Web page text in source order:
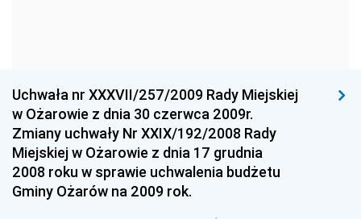
Dziennik Urzędowy Ministra Gospodarki
Dziennik Urzędowy Urzędu Ochrony Konkurencji i
Konsumentów
Dziennik Urzędowy Ministra Pracy i Polityki
Społecznej
Uchwała nr XXXVII/257/2009 Rady Miejskiej
w Ożarowie z dnia 30 czerwca 2009r.
Zmiany uchwały Nr XXIX/192/2008 Rady
Miejskiej w Ożarowie z dnia 17 grudnia
2008 roku w sprawie uchwalenia budżetu
Gminy Ożarów na 2009 rok.